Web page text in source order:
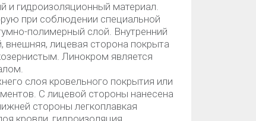
и гидроизоляционный материал.
при соблюдении специальной
полимерный слой. Внутренний
внешняя, лицевая сторона покрыта
Линокром является
слоя кровельного покрытия или
С лицевой стороны нанесена
стороны легкоплавкая
кровли, гидроизоляция.